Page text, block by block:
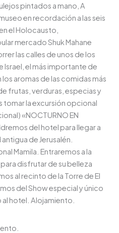
pintados a mano, A
en recordación a las seis
el Holocausto,
mercado Shuk Mahane
las calles de unos de los
el más importante de
aromas de las comidas más
frutas, verduras, especias y
tomar la excursión opcional
«NOCTURNO EN
del hotel para llegar a
de Jerusalén.
Mamila. Entraremos a la
disfrutar de su belleza
al recinto de la Torre de El
del Show especial y único
hotel. Alojamiento.